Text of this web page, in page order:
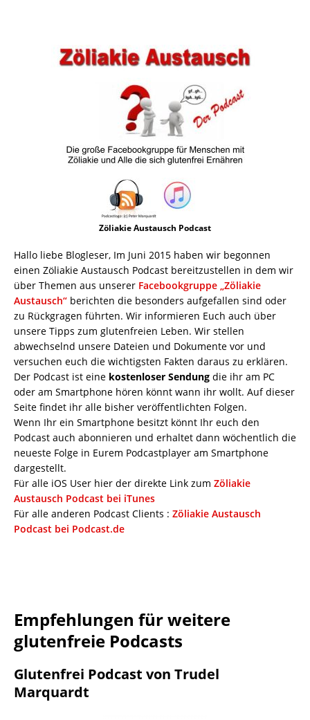
Zöliakie Austausch Podcast
Hallo liebe Blogleser, Im Juni 2015 haben wir begonnen
einen Zöliakie Austausch Podcast bereitzustellen in dem wir
über Themen aus unserer Facebookgruppe „Zöliakie
Austausch“ berichten die besonders aufgefallen sind oder
zu Rückgragen führten. Wir informieren Euch auch über
unsere Tipps zum glutenfreien Leben. Wir stellen
abwechselnd unsere Dateien und Dokumente vor und
versuchen euch die wichtigsten Fakten daraus zu erklären.
Der Podcast ist eine kostenloser Sendung die ihr am PC
oder am Smartphone hören könnt wann ihr wollt. Auf dieser
Seite findet ihr alle bisher veröffentlichten Folgen.
Wenn Ihr ein Smartphone besitzt könnt Ihr euch den
Podcast auch abonnieren und erhaltet dann wöchentlich die
neueste Folge in Eurem Podcastplayer am Smartphone
dargestellt.
Für alle iOS User hier der direkte Link zum Zöliakie
Austausch Podcast bei iTunes
Für alle anderen Podcast Clients : Zöliakie Austausch
Podcast bei Podcast.de
Empfehlungen für weitere
glutenfreie Podcasts
Glutenfrei Podcast von Trudel
Marquardt